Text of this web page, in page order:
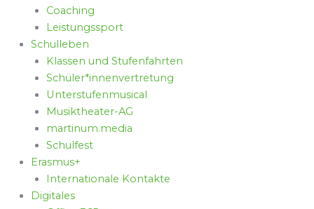
Coaching
Leistungssport
Schulleben
Klassen und Stufenfahrten
Schüler*innenvertretung
Unterstufenmusical
Musiktheater-AG
martinum.media
Schulfest
Erasmus+
Internationale Kontakte
Digitales